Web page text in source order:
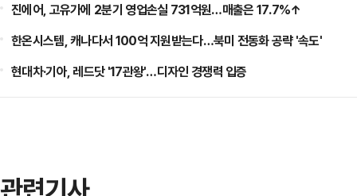
진에어, 고유가에 2분기 영업손실 731억원…매출은 17.7%↑
한온시스템, 캐나다서 100억 지원받는다…북미 전동화 공략 '속도'
현대차·기아, 레드닷 '17관왕'…디자인 경쟁력 입증